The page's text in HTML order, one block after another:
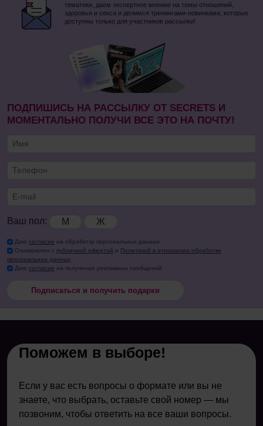
тематики, даем экспертное мнение на темы отношений,
здоровья и секса и делимся тренингами-новинками, которые
доступны только для участников рассылки!
ПОДПИШИСЬ НА РАССЫЛКУ ОТ SECRETS И
МОМЕНТАЛЬНО ПОЛУЧИ ВСЕ ЭТО НА ПОЧТУ!
Ваш пол: М Ж
Даю согласие на обработку персональных данных
Ознакомлен с публичной офертой и Политикой в отношении обработки
персональных данных.
Даю согласие на получение рекламных сообщений
Подписаться и получить подарки
Поможем в выборе!
Если у вас есть вопросы о формате или вы не
знаете, что выбрать, оставьте свой номер — мы
позвоним, чтобы ответить на все ваши вопросы.